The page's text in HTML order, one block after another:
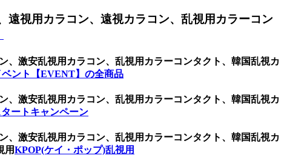
視用カラコン、遠視カラコン、乱視用カラーコン
、激安乱視用カラコン、乱視用カラーコンタクト、韓国乱視カ
ベント【EVENT】の全商品
、激安乱視用カラコン、乱視用カラーコンタクト、韓国乱視カ
タートキャンペーン
、激安乱視用カラコン、乱視用カラーコンタクト、韓国乱視カ
用KPOP(ケイ・ポップ)乱視用